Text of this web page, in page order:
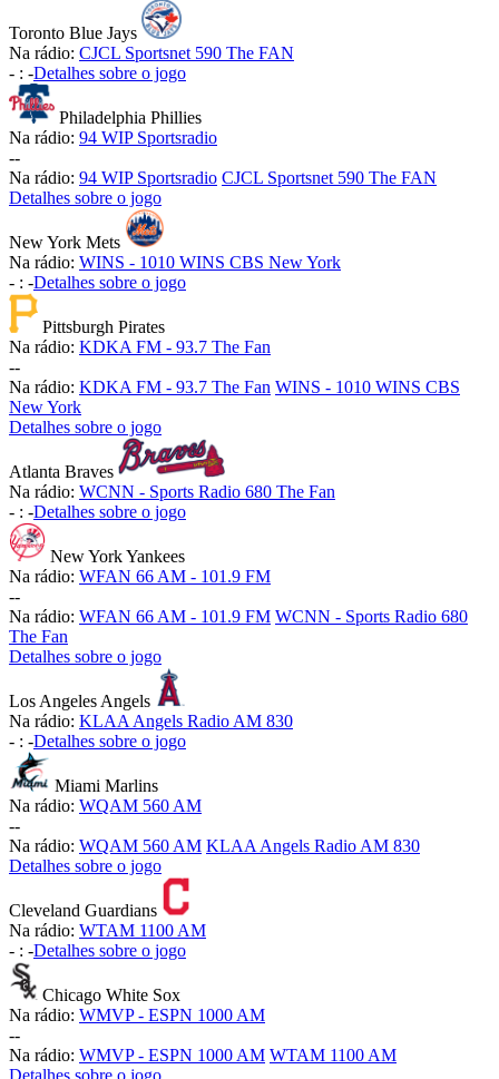
Toronto Blue Jays
Na rádio: CJCL Sportsnet 590 The FAN
- : -Detalhes sobre o jogo
Philadelphia Phillies
Na rádio: 94 WIP Sportsradio
--
Na rádio: 94 WIP Sportsradio CJCL Sportsnet 590 The FAN
Detalhes sobre o jogo
New York Mets
Na rádio: WINS - 1010 WINS CBS New York
- : -Detalhes sobre o jogo
Pittsburgh Pirates
Na rádio: KDKA FM - 93.7 The Fan
--
Na rádio: KDKA FM - 93.7 The Fan WINS - 1010 WINS CBS
New York
Detalhes sobre o jogo
Atlanta Braves
Na rádio: WCNN - Sports Radio 680 The Fan
- : -Detalhes sobre o jogo
New York Yankees
Na rádio: WFAN 66 AM - 101.9 FM
--
Na rádio: WFAN 66 AM - 101.9 FM WCNN - Sports Radio 680
The Fan
Detalhes sobre o jogo
Los Angeles Angels
Na rádio: KLAA Angels Radio AM 830
- : -Detalhes sobre o jogo
Miami Marlins
Na rádio: WQAM 560 AM
--
Na rádio: WQAM 560 AM KLAA Angels Radio AM 830
Detalhes sobre o jogo
Cleveland Guardians
Na rádio: WTAM 1100 AM
- : -Detalhes sobre o jogo
Chicago White Sox
Na rádio: WMVP - ESPN 1000 AM
--
Na rádio: WMVP - ESPN 1000 AM WTAM 1100 AM